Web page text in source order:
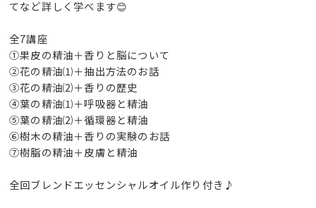
てなど詳しく学べます😊
全7講座
①果皮の精油＋香りと脳について
②花の精油⑴＋抽出方法のお話
③花の精油⑵＋香りの歴史
④葉の精油⑴＋呼吸器と精油
⑤葉の精油⑵＋循環器と精油
⑥樹木の精油＋香りの実験のお話
⑦樹脂の精油＋皮膚と精油
全回ブレンドエッセンシャルオイル作り付き♪